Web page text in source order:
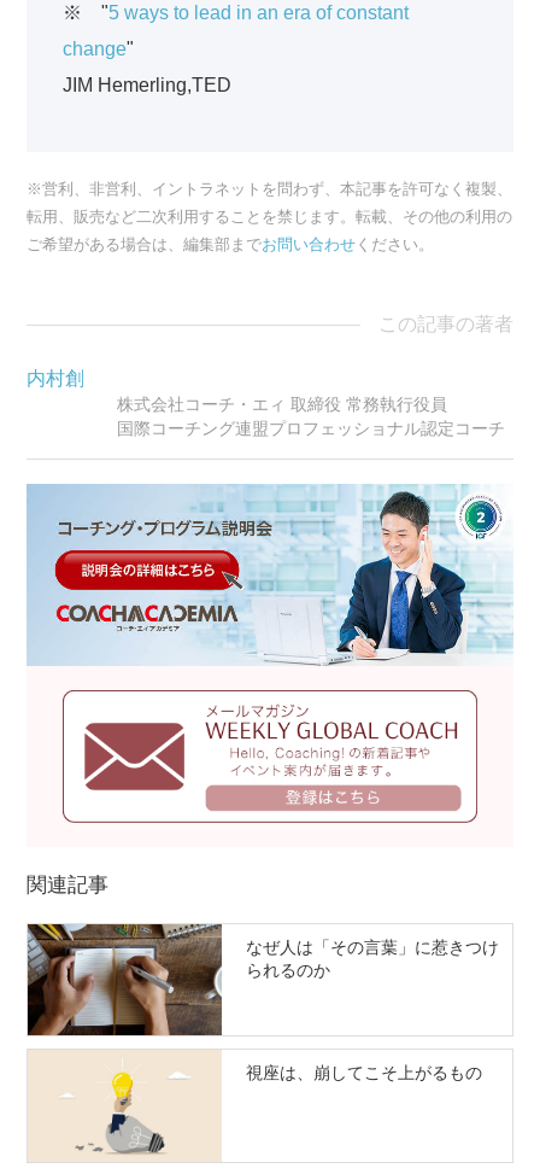
※ "5 ways to lead in an era of constant
change"
JIM Hemerling,TED
※営利、非営利、イントラネットを問わず、本記事を許可なく複製、
転用、販売など二次利用することを禁じます。転載、その他の利用の
ご希望がある場合は、編集部までお問い合わせ ください。
この記事の著者
内村創
株式会社コーチ・エィ 取締役 常務執行役員
国際コーチング連盟プロフェッショナル認定コーチ
関連記事
なぜ人は「その言葉」に惹きつけ
られるのか
視座は、崩してこそ上がるもの